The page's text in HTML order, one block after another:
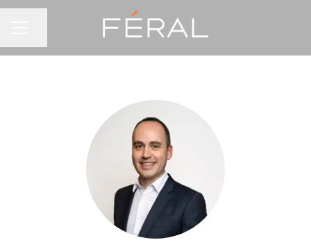
Partager la page